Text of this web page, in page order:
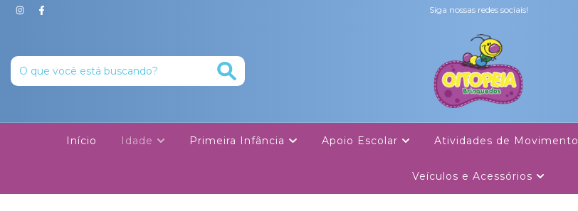
Siga nossas redes sociais!
Início Idade Primeira Infância Apoio Escolar Atividades de Movimento
Veículos e Acessórios